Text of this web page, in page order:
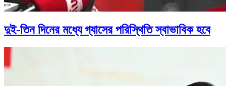
দুই-তিন দিনের মধ্যে গ্যাসের পরিস্থিতি স্বাভাবিক হবে